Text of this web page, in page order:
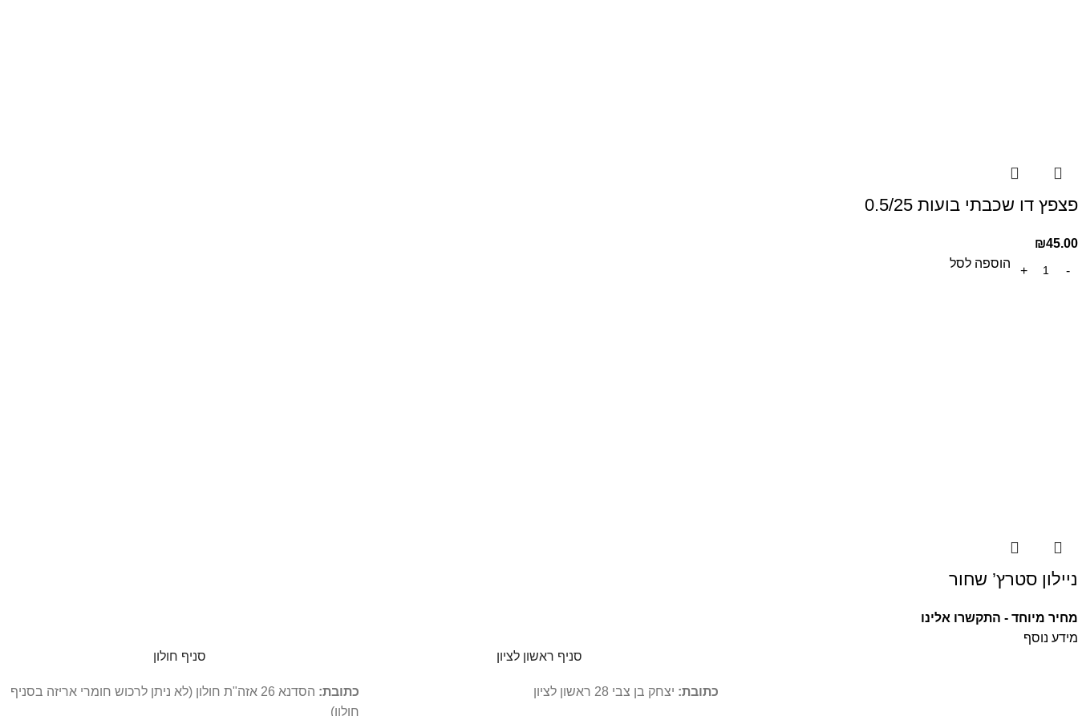
פצפץ דו שכבתי בועות 0.5/25
₪45.00
הוספה לסל
ניילון סטרץ’ שחור
מחיר מיוחד - התקשרו אלינו
מידע נוסף
סניף ראשון לציון
כתובת: יצחק בן צבי 28 ראשון לציון
סניף חולון
כתובת:
הסדנא 26 אזה"ת חולון (לא ניתן לרכוש חומרי אריזה בסניף
חולון)